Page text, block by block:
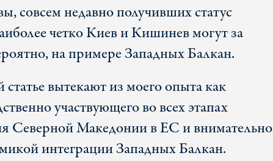
совсем недавно получивших статус
четко Киев и Кишинев могут за
на примере Западных Балкан.
вытекают из моего опыта как
участвующего во всех этапах
Северной Македонии в ЕС и внимательно
интеграции Западных Балкан.